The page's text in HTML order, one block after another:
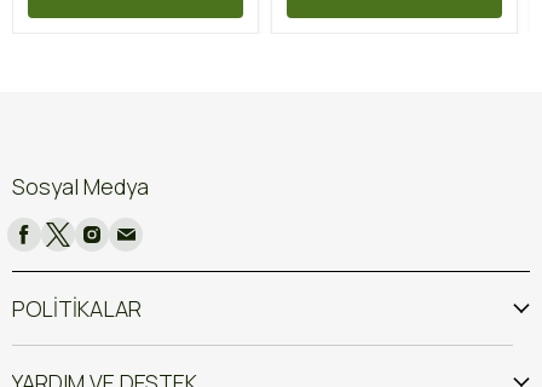
Sosyal Medya
POLİTİKALAR